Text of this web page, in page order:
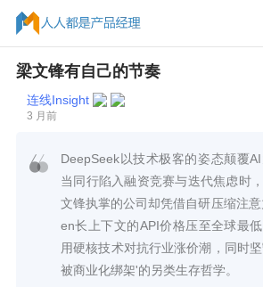
梁文锋有自己的节奏
连线Insight
3 月前
DeepSeek以技术极客的姿态颠覆AI
当同行陷入融资竞赛与迭代焦虑时
文锋执掌的公司却凭借自研压缩注
en长上下文的API价格压至全球最
用硬核技术对抗行业涨价潮，同时
被商业化绑架'的另类生存哲学。